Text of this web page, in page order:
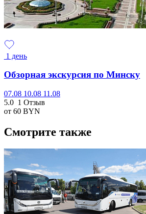
1 день
Обзорная экскурсия по Минску
07.08 10.08 11.08
5.0 1 Отзыв
от 60 BYN
Смотрите также